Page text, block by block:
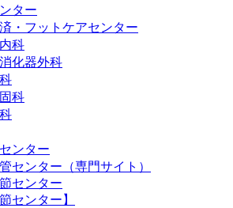
ター
・フットケアセンター
科
化器外科
科
ンター
センター（専門サイト）
センター
センター】